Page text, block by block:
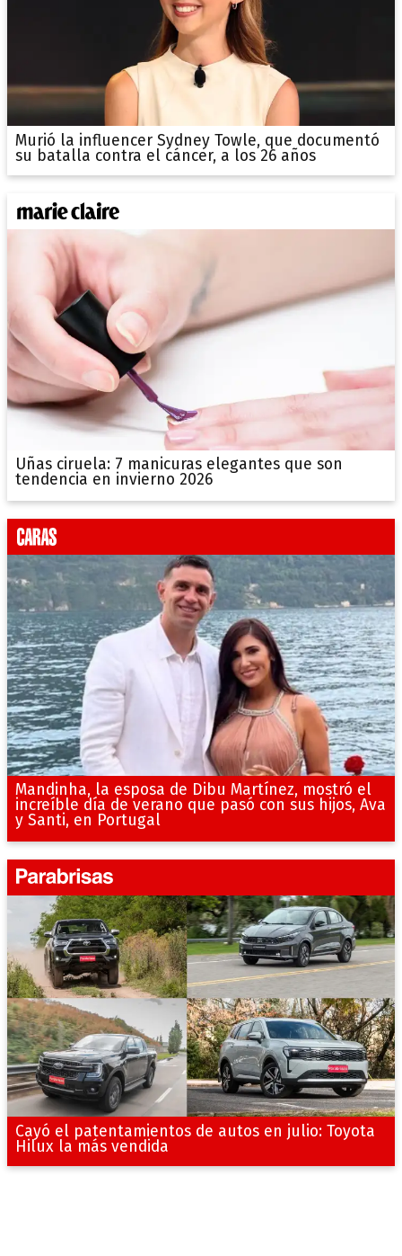
Murió la influencer Sydney Towle, que documentó
su batalla contra el cáncer, a los 26 años
Uñas ciruela: 7 manicuras elegantes que son
tendencia en invierno 2026
Mandinha, la esposa de Dibu Martínez, mostró el
increíble día de verano que pasó con sus hijos, Ava
y Santi, en Portugal
Cayó el patentamientos de autos en julio: Toyota
Hilux la más vendida